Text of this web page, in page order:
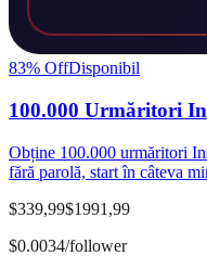
83% OffDisponibil
100.000 Urmăritori
Obține 100.000 urmăritori
fără parolă, start în câteva
$339,99$1991,99
$0.0034/follower